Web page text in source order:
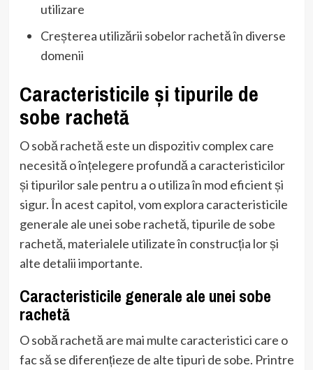
utilizare
Creșterea utilizării sobelor rachetă în diverse
domenii
Caracteristicile și tipurile de
sobe rachetă
O sobă rachetă este un dispozitiv complex care
necesită o înțelegere profundă a caracteristicilor
și tipurilor sale pentru a o utiliza în mod eficient și
sigur. În acest capitol, vom explora caracteristicile
generale ale unei sobe rachetă, tipurile de sobe
rachetă, materialele utilizate în construcția lor și
alte detalii importante.
Caracteristicile generale ale unei sobe
rachetă
O sobă rachetă are mai multe caracteristici care o
fac să se diferențieze de alte tipuri de sobe. Printre